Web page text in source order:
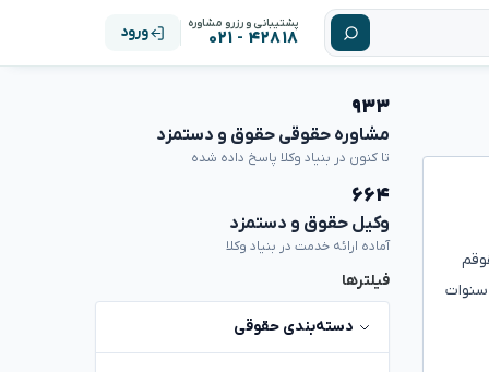
پشتیبانی و رزرو مشاوره
۴۲۸۱۸ - ۰۲۱ ورود
بیمه شدم حقوقم
۹۳۳
مشاوره حقوقی حقوق و دستمزد
تا کنون در بنیاد وکلا پاسخ داده شده
۶۶۴
وکیل حقوق و دستمزد
آماده ارائه خدمت در بنیاد وکلا
فیلترها
دسته‌بندی حقوقی